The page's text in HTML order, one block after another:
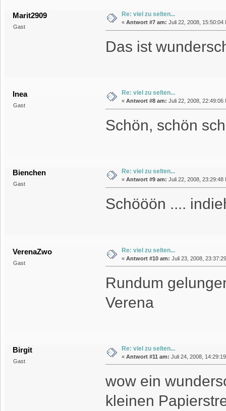
Marit2909
Gast
Re: viel zu selten...
« Antwort #7 am: Juli 22, 2008, 15:50:04
Das ist
Inea
Gast
Re: viel zu selten...
« Antwort #8 am: Juli 22, 2008, 22:49:06
Schön, schön
Bienchen
Gast
Re: viel zu selten...
« Antwort #9 am: Juli 22, 2008, 23:29:48
Schööön ....
VerenaZwo
Gast
Re: viel zu selten...
« Antwort #10 am: Juli 23, 2008,
Rundum
Verena
Birgit
Gast
Re: viel zu selten...
« Antwort #11 am: Juli 24, 2008,
wow ein
kleinen